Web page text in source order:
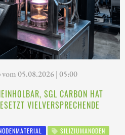
05.08.2026 | 05:00
SGL CARBON HAT
VIELVERSPRECHENDE
SILIZIUMANODEN